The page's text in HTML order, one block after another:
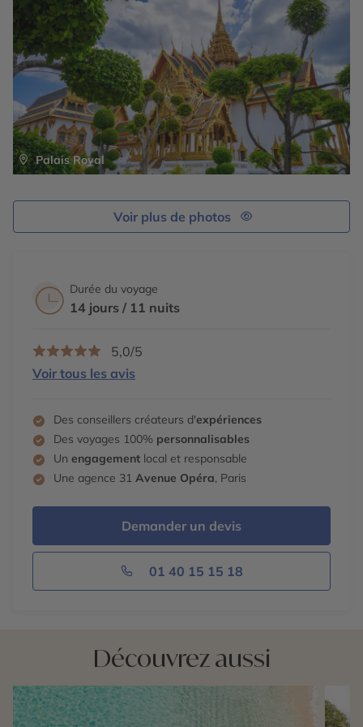
beauté spectaculaire.
Continuation vers le mythique site du Triangle D’Or,
puis installation à votre hôtel. Dîner libre et soirée libre.
baigner dans la chute d’eau de Doi Pumuen.
Continuation vers la région magnifique d’Angkhang et
installation à votre hôtel au cœur des montagnes à
deux pas de la Birmanie. Dîner libre et soirée libre.
Palais Royal
Voir plus de photos
Durée du voyage
14 jours / 11 nuits
5,0/5
Voir tous les avis
Des conseillers créateurs d'expériences
Des voyages 100% personnalisables
Un engagement local et responsable
Une agence 31 Avenue Opéra, Paris
Demander un devis
01 40 15 15 18
Découvrez aussi